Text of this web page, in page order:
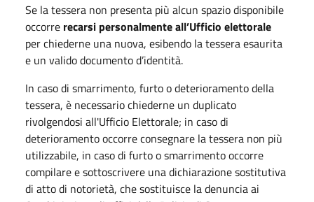
Se la tessera non presenta più alcun spazio disponibile
occorre recarsi personalmente all’Ufficio elettorale
per chiederne una nuova, esibendo la tessera esaurita
e un valido documento d’identità.
In caso di smarrimento, furto o deterioramento della
tessera, è necessario chiederne un duplicato
rivolgendosi all'Ufficio Elettorale; in caso di
deterioramento occorre consegnare la tessera non più
utilizzabile, in caso di furto o smarrimento occorre
compilare e sottoscrivere una dichiarazione sostitutiva
di atto di notorietà, che sostituisce la denuncia ai